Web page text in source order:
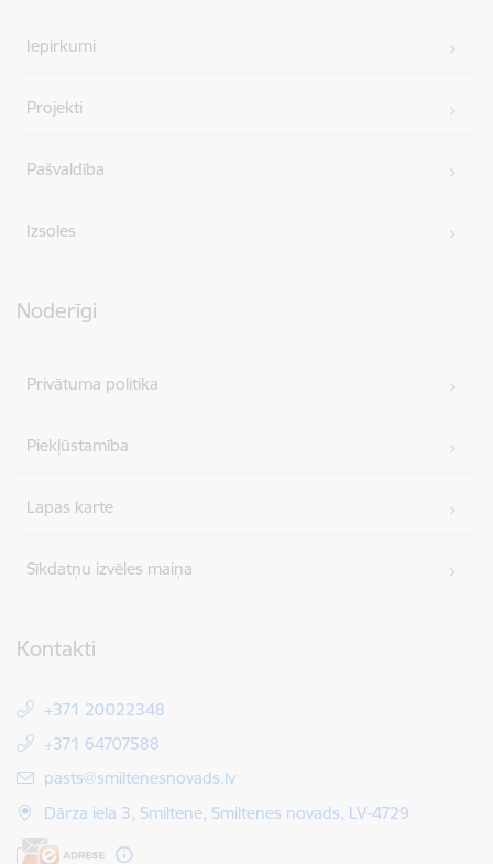
Iepirkumi
Projekti
Pašvaldība
Izsoles
Noderīgi
Privātuma politika
Piekļūstamība
Lapas karte
Sīkdatņu izvēles maiņa
Kontakti
+371 20022348
+371 64707588
E-pasts:
pasts@smiltenesnovads.lv
Dārza iela 3, Smiltene, Smiltenes novads, LV-4729